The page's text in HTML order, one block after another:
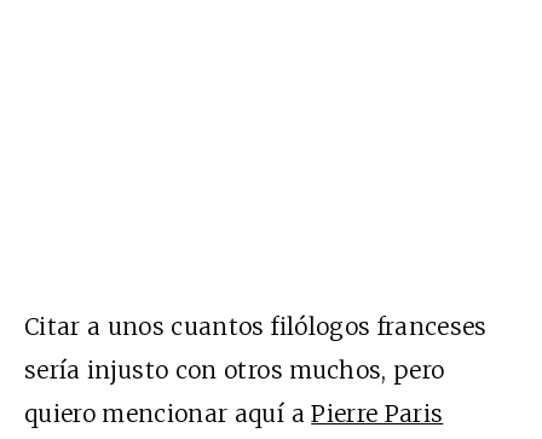
Citar a unos cuantos filólogos franceses
sería injusto con otros muchos, pero
quiero mencionar aquí aPierre Paris